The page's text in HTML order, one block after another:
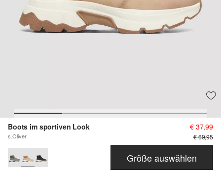
Boots im sportiven Look
s.Oliver
€ 37,99
€ 69,95
Größe auswählen